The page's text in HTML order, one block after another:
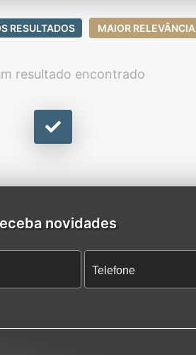
RESULTADOS MAIOR RELEVÂNCIA
resultado encontrado
novidades